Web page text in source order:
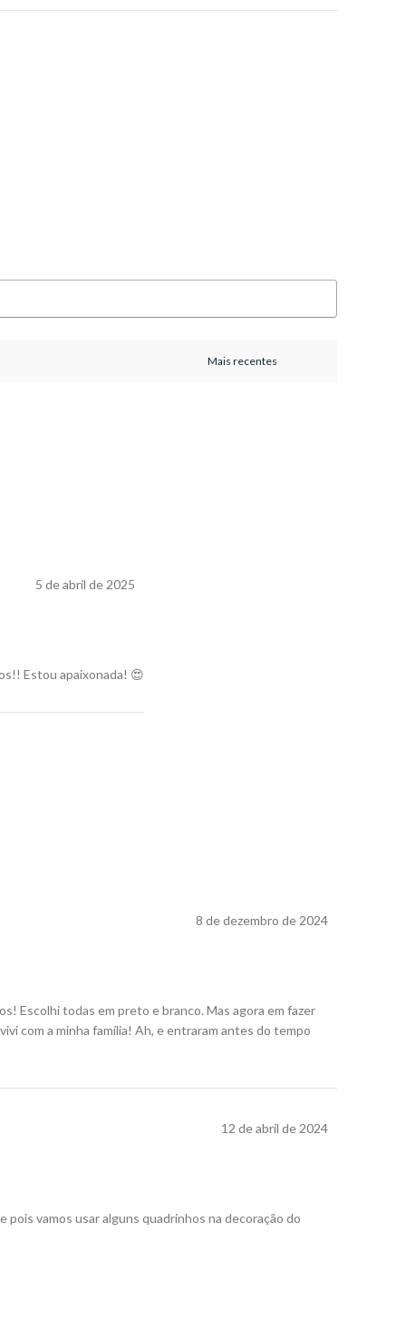
5 de abril de 2025
Estou apaixonada! 😍
8 de dezembro de 2024
Escolhi todas em preto e branco. Mas agora em fazer
com a minha família! Ah, e entraram antes do tempo
12 de abril de 2024
pois vamos usar alguns quadrinhos na decoração do